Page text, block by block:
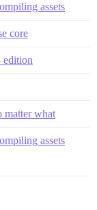
assets
core
edition
matter what
assets